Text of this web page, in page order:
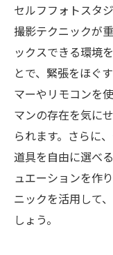
プライベ
セルフフ
意
二人だけ
自分らし
他人の
セルフフ
イル
セルフフォト
な時間を写真に
セルフフォトスタ
撮影テクニックが
ックスできる環境
とで、緊張をほぐ
マーやリモコンを
マンの存在を気に
られます。さらに
道具を自由に選べ
ュエーションを作
ニックを活用して
しょう。